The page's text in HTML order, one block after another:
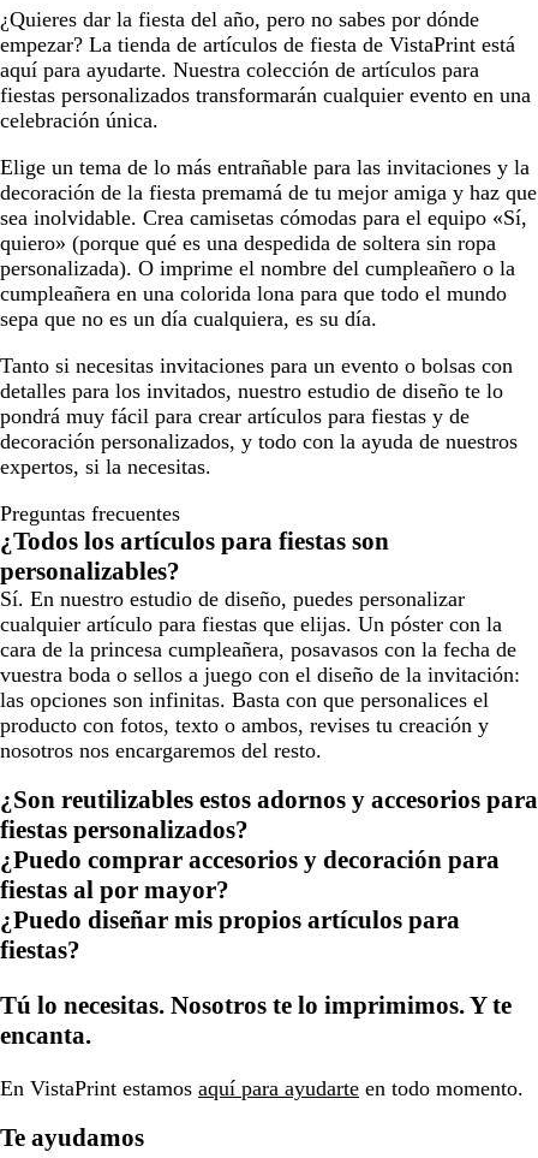
de
5
¿Quieres dar la fiesta del año, pero no sabes por dónde
empezar? La tienda de artículos de fiesta de VistaPrint está
aquí para ayudarte. Nuestra colección de artículos para
fiestas personalizados transformarán cualquier evento en una
celebración única.
Elige un tema de lo más entrañable para las invitaciones y la
decoración de la fiesta premamá de tu mejor amiga y haz que
sea inolvidable. Crea camisetas cómodas para el equipo «Sí,
quiero» (porque qué es una despedida de soltera sin ropa
personalizada). O imprime el nombre del cumpleañero o la
cumpleañera en una colorida lona para que todo el mundo
sepa que no es un día cualquiera, es su día.
Tanto si necesitas invitaciones para un evento o bolsas con
detalles para los invitados, nuestro estudio de diseño te lo
pondrá muy fácil para crear artículos para fiestas y de
decoración personalizados, y todo con la ayuda de nuestros
expertos, si la necesitas.
Preguntas frecuentes
¿Todos los artículos para fiestas son
personalizables?
Sí. En nuestro estudio de diseño, puedes personalizar
cualquier artículo para fiestas que elijas. Un póster con la
cara de la princesa cumpleañera, posavasos con la fecha de
vuestra boda o sellos a juego con el diseño de la invitación:
las opciones son infinitas. Basta con que personalices el
producto con fotos, texto o ambos, revises tu creación y
nosotros nos encargaremos del resto.
¿Son reutilizables estos adornos y accesorios para
fiestas personalizados?
¿Puedo comprar accesorios y decoración para
fiestas al por mayor?
¿Puedo diseñar mis propios artículos para
fiestas?
Tú lo necesitas. Nosotros te lo imprimimos. Y te
encanta.
En VistaPrint estamos aquí para ayudarte en todo momento.
Te ayudamos